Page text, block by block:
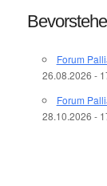
Forum
26.08.2026 -
Forum
28.10.2026 -